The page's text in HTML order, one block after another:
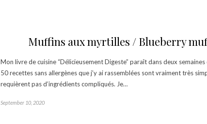
Muffins aux myrtilles / Blueberry
Mon livre de cuisine “Délicieusement Digeste” paraît dans deux semaines
50 recettes sans allergènes que j’y ai rassemblées sont vraiment très
requièrent pas d’ingrédients compliqués. Je…
September 10, 2020